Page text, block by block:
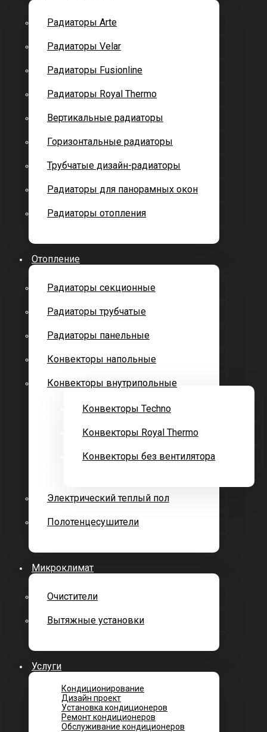
Радиаторы Arte
Радиаторы Velar
Радиаторы Fusionline
Радиаторы Royal Thermo
Вертикальные радиаторы
Горизонтальные радиаторы
Трубчатые дизайн-радиаторы
Радиаторы для панорамных окон
Радиаторы отопления
Отопление
Радиаторы секционные
Радиаторы трубчатые
Радиаторы панельные
Конвекторы напольные
Конвекторы внутрипольные
Конвекторы Techno
Конвекторы Royal Thermo
Конвекторы без вентилятора
Электрический теплый пол
Полотенцесушители
Микроклимат
Очистители
Вытяжные установки
Услуги
Кондиционирование
Дизайн проект
Установка кондиционеров
Ремонт кондиционеров
Обслуживание кондиционеров